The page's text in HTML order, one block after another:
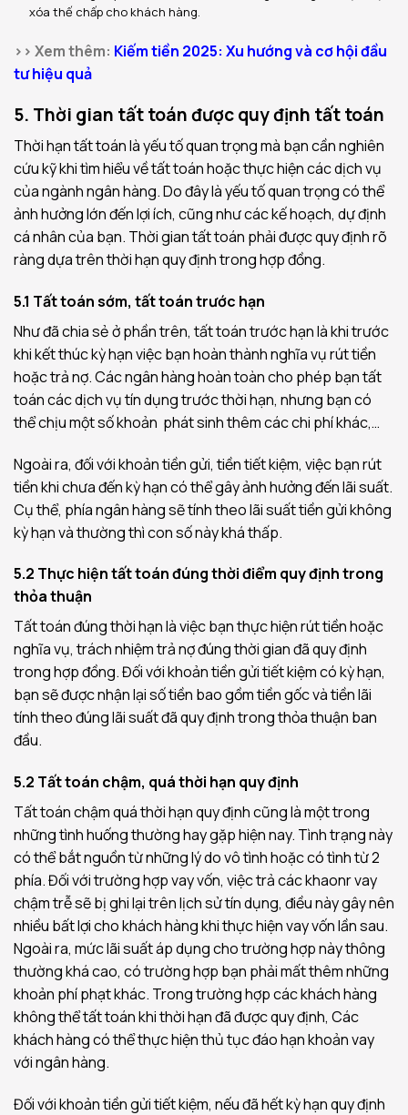
xóa thế chấp cho khách hàng.
>> Xem thêm: Kiếm tiền 2025: Xu hướng và cơ hội đầu
tư hiệu quả
5. Thời gian tất toán được quy định tất toán
Thời hạn tất toán là yếu tố quan trọng mà bạn cần nghiên
cứu kỹ khi tìm hiểu về tất toán hoặc thực hiện các dịch vụ
của ngành ngân hàng. Do đây là yếu tố quan trọng có thể
ảnh hưởng lớn đến lợi ích, cũng như các kế hoạch, dự định
cá nhân của bạn. Thời gian tất toán phải được quy định rõ
ràng dựa trên thời hạn quy định trong hợp đồng.
5.1 Tất toán sớm, tất toán trước hạn
Như đã chia sẻ ở phần trên, tất toán trước hạn là khi trước
khi kết thúc kỳ hạn việc bạn hoàn thành nghĩa vụ rút tiền
hoặc trả nợ. Các ngân hàng hoàn toàn cho phép bạn tất
toán các dịch vụ tín dụng trước thời hạn, nhưng bạn có
thể chịu một số khoản phát sinh thêm các chi phí khác,…
Ngoài ra, đối với khoản tiền gửi, tiền tiết kiệm, việc bạn rút
tiền khi chưa đến kỳ hạn có thể gây ảnh hưởng đến lãi suất.
Cụ thể, phía ngân hàng sẽ tính theo lãi suất tiền gửi không
kỳ hạn và thường thì con số này khá thấp.
5.2 Thực hiện tất toán đúng thời điểm quy định trong
thỏa thuận
Tất toán đúng thời hạn là việc bạn thực hiện rút tiền hoặc
nghĩa vụ, trách nhiệm trả nợ đúng thời gian đã quy định
trong hợp đồng. Đối với khoản tiền gửi tiết kiệm có kỳ hạn,
bạn sẽ được nhận lại số tiền bao gồm tiền gốc và tiền lãi
tính theo đúng lãi suất đã quy định trong thỏa thuận ban
đầu.
5.2 Tất toán chậm, quá thời hạn quy định
Tất toán chậm quá thời hạn quy định cũng là một trong
những tình huống thường hay gặp hiện nay. Tình trạng này
có thể bắt nguồn từ những lý do vô tình hoặc có tình từ 2
phía. Đối với trường hợp vay vốn, việc trả các khaonr vay
chậm trễ sẽ bị ghi lại trên lịch sử tín dụng, điều này gây nên
nhiều bất lợi cho khách hàng khi thực hiện vay vốn lần sau.
Ngoài ra, mức lãi suất áp dụng cho trường hợp này thông
thường khá cao, có trường hợp bạn phải mất thêm những
khoản phí phạt khác. Trong trường hợp các khách hàng
không thể tất toán khi thời hạn đã được quy định, Các
khách hàng có thể thực hiện thủ tục đáo hạn khoản vay
với ngân hàng.
Đối với khoản tiền gửi tiết kiệm, nếu đã hết kỳ hạn quy định